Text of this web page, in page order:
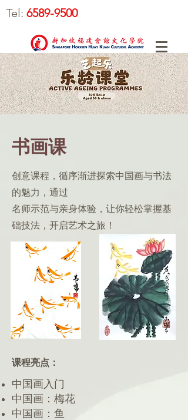
Tel: 6589-9500
书画课
创意课程，循序渐进探索中国画与书法
的魅力，通过
名师示范与亲身体验，让你轻松掌握基
础技法，开启艺术之旅！
课程亮点：
中国画入门
中国画：梅花
中国画：鱼